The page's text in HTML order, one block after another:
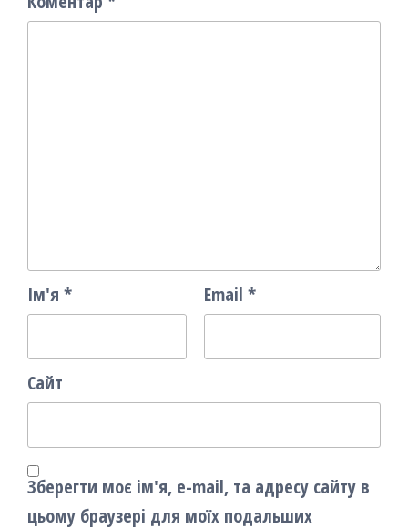
Ім'я * Email *
Сайт
Зберегти моє ім'я, e-mail, та адресу сайту в
цьому браузері для моїх подальших